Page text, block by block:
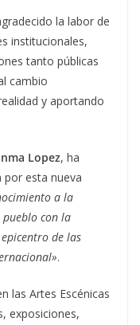
la labor de
institucionales,
tanto públicas
cambio
y aportando
Lopez, ha
esta nueva
a la
pueblo con la
de las
.
las Artes Escénicas
exposiciones,